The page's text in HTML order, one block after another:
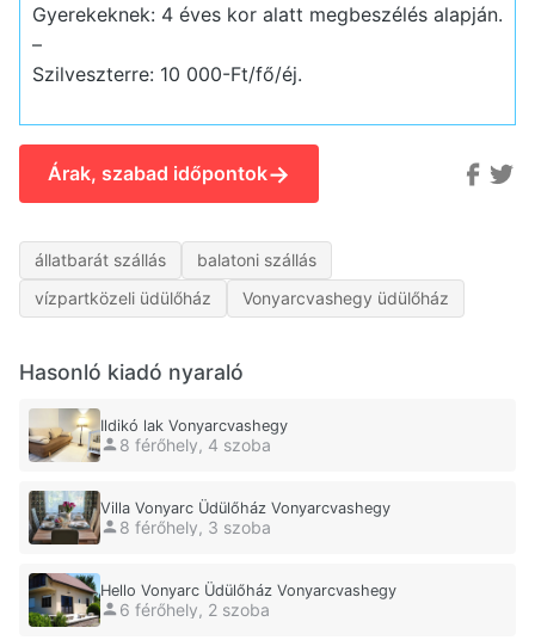
Gyerekeknek: 4 éves kor alatt megbeszélés alapján.
–
Szilveszterre: 10 000-Ft/fő/éj.
Árak, szabad időpontok→
állatbarát szállás
balatoni szállás
vízpartközeli üdülőház
Vonyarcvashegy üdülőház
Hasonló kiadó nyaraló
Ildikó lak Vonyarcvashegy
8 férőhely, 4 szoba
Villa Vonyarc Üdülőház Vonyarcvashegy
8 férőhely, 3 szoba
Hello Vonyarc Üdülőház Vonyarcvashegy
6 férőhely, 2 szoba